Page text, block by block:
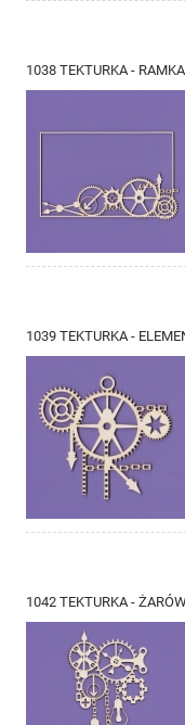
1038 TEKTURKA -
1039 TEKTURKA -
1042 TEKTURKA -